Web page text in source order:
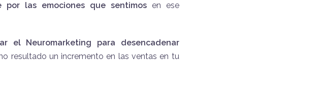
por las emociones que sentimosen ese
el Neuromarketing para desencadenar
resultado un incremento en las ventas en tu